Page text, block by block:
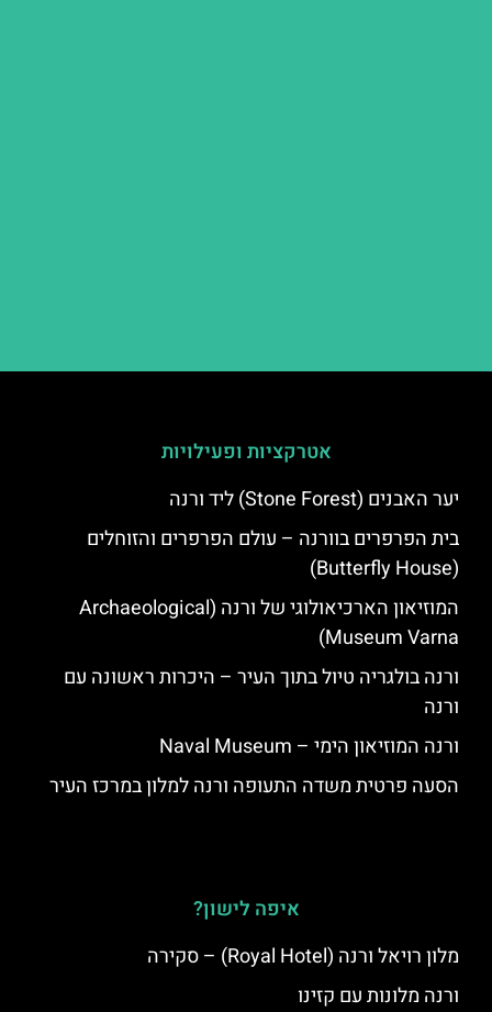
אטרקציות ופעילויות
יער האבנים (Stone Forest) ליד ורנה
בית הפרפרים בוורנה – עולם הפרפרים והזוחלים
(Butterfly House)
המוזיאון הארכיאולוגי של ורנה (Archaeological
Museum Varna)
ורנה בולגריה טיול בתוך העיר – היכרות ראשונה עם
ורנה
ורנה המוזיאון הימי – Naval Museum
הסעה פרטית משדה התעופה ורנה למלון במרכז העיר
איפה לישון?
מלון רויאל ורנה (Royal Hotel) – סקירה
ורנה מלונות עם קזינו